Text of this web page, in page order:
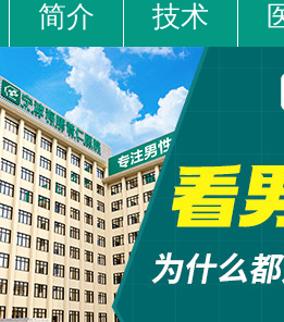
简介 技术